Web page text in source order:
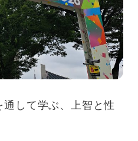
して学ぶ、上智と性